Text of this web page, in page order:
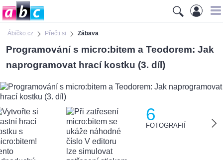
Ábíčko.cz Přečti si Zábava
Programování s micro:bitem a Teodorem: Jak
naprogramovat hrací kostku (3. díl)
6
FOTOGRAFIÍ